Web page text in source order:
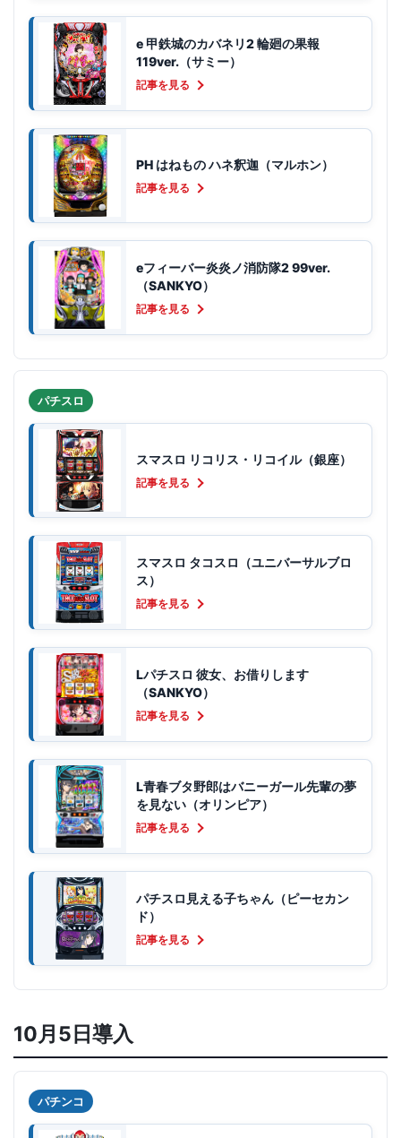
e 甲鉄城のカバネリ2 輪廻の果報
119ver.（サミー）
記事を見る
PH はねもの ハネ釈迦（マルホン）
記事を見る
eフィーバー炎炎ノ消防隊2 99ver.
（SANKYO）
記事を見る
パチスロ
スマスロ リコリス・リコイル（銀座）
記事を見る
スマスロ タコスロ（ユニバーサルブロ
ス）
記事を見る
Lパチスロ 彼女、お借りします
（SANKYO）
記事を見る
L青春ブタ野郎はバニーガール先輩の夢
を見ない（オリンピア）
記事を見る
パチスロ見える子ちゃん（ピーセカン
ド）
記事を見る
10月5日導入
パチンコ